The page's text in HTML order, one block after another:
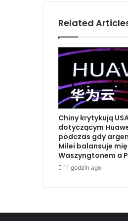
t
r
ó
j
r
o
n
n
e
s
p
t
i
Related
Chiny krytykują
dotyczącym
podczas gdy
Milei balansuje
Waszyngtonem a
11 godzin ago